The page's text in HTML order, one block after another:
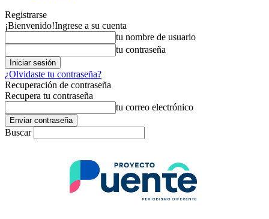
Registrarse
¡Bienvenido!Ingrese a su cuenta
tu nombre de usuario
tu contraseña
¿Olvidaste tu contraseña?
Recuperación de contraseña
Recupera tu contraseña
tu correo electrónico
Buscar